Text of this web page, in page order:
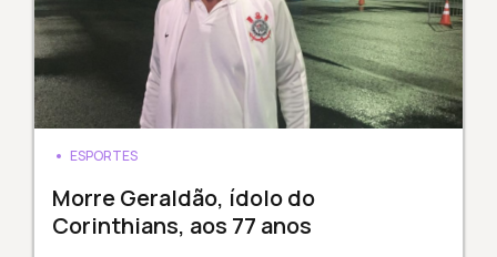
ESPORTES
Morre Geraldão, ídolo do
Corinthians, aos 77 anos